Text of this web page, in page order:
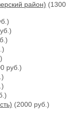
район) (1300
руб.)
(2000 руб.)